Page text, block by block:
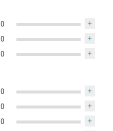
0 +
0 +
0 +
0 +
0 +
0 +